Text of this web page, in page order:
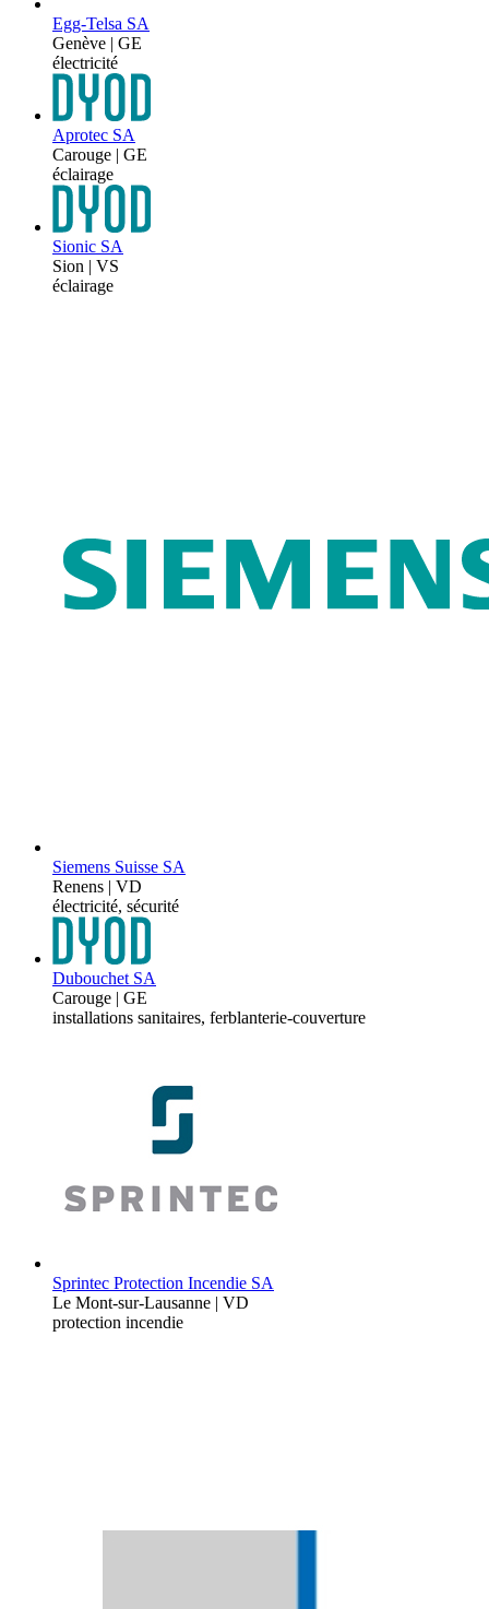
Egg-Telsa SA
Genève | GE
électricité
Aprotec SA
Carouge | GE
éclairage
Sionic SA
Sion | VS
éclairage
Siemens Suisse SA
Renens | VD
électricité, sécurité
Dubouchet SA
Carouge | GE
installations sanitaires, ferblanterie-couverture
Sprintec Protection Incendie SA
Le Mont-sur-Lausanne | VD
protection incendie